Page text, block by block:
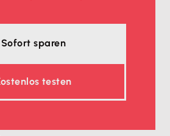
Sofort sparen
testen